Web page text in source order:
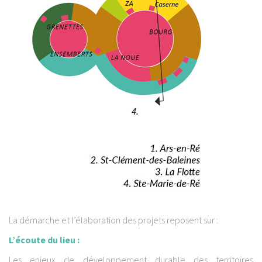
La démarche et l’élaboration des projets reposent sur :
L’écoute du lieu :
Les enjeux de développement durable des territoires